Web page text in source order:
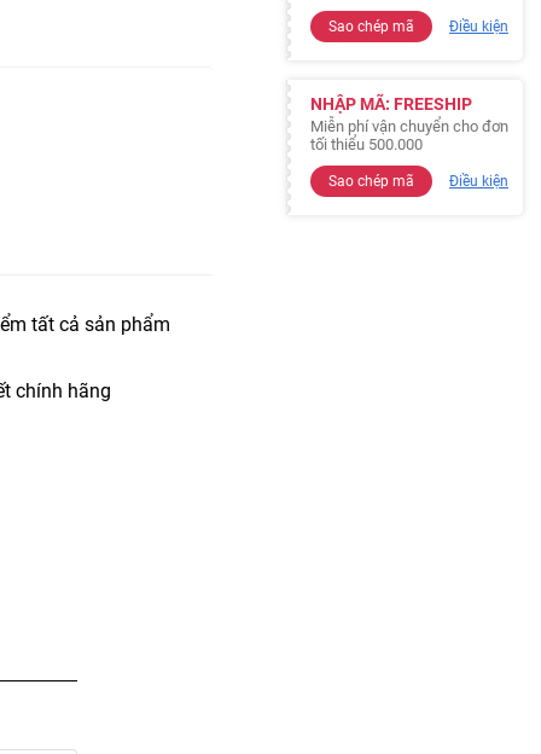
tất cả sản phẩm
chính hãng
Sao chép mã Điều kiện
NHẬP MÃ: FREESHIP
Miễn phí vận chuyển cho đơn
tối thiểu 500.000
Sao chép mã Điều kiện